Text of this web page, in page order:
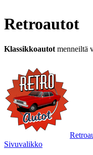
Retroautot
Klassikkoautot menneiltä
Sivuvalikko